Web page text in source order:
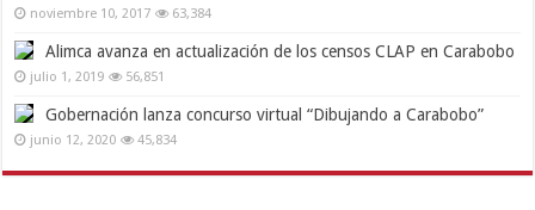
noviembre 10, 2017 63,384
Alimca avanza en actualización de los censos CLAP en Carabobo
julio 1, 2019 56,851
Gobernación lanza concurso virtual “Dibujando a Carabobo”
junio 12, 2020 45,834